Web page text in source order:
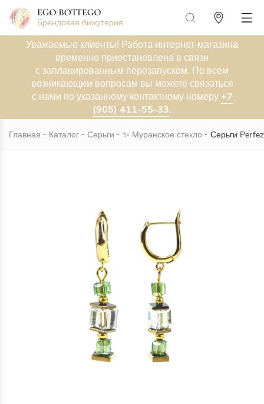
Брендовая бижутерия
Уважаемые клиенты! Работа интернет-магазина
временно приостановлена в связи
с запланированным перезапуском. По всем
возникающим вопросам вы можете связаться
с нами по указанному контактному номеру +7
(905) 411-55-33.
Главная Каталог Серьги ✨ Муранское стекло Серьги